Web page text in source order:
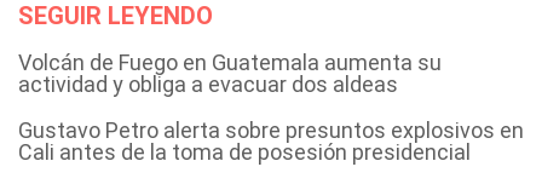
SEGUIR LEYENDO
Volcán de Fuego en Guatemala aumenta su
actividad y obliga a evacuar dos aldeas
Gustavo Petro alerta sobre presuntos explosivos en
Cali antes de la toma de posesión presidencial